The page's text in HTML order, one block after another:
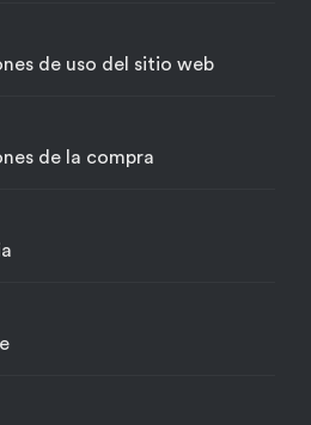
de uso del sitio web
de la compra